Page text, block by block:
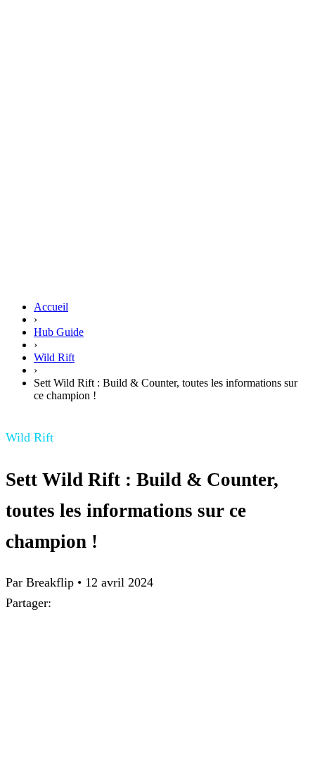
Accueil
›
Hub Guide
›
Wild Rift
›
Sett Wild Rift : Build & Counter, toutes les informations sur
ce champion !
Wild Rift
Sett Wild Rift : Build & Counter,
toutes les informations sur ce
champion !
Par Breakflip • 12 avril 2024
Partager: